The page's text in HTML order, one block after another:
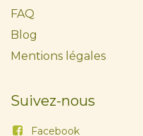
FAQ
Blog
Mentions légales
Suivez-nous
Facebook